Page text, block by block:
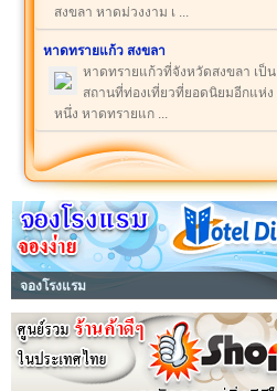
สงขลา หาดม่วงงาม เ ...
หาดทรายแก้ว สงขลา
หาดทรายแก้วที่จังหวัดสงขลา เป็น
สถานที่ท่องเที่ยวที่ยอดนิยมอีกแห่ง
หนึ่ง หาดทรายแก ...
จองโรงแรม